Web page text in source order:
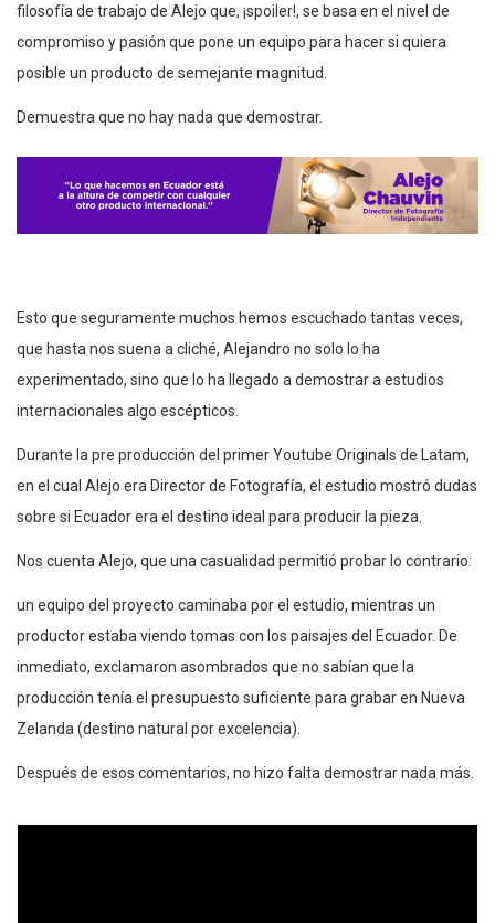
filosofía de trabajo de Alejo que, ¡spoiler!, se basa en el nivel de
compromiso y pasión que pone un equipo para hacer si quiera
posible un producto de semejante magnitud.
Demuestra que no hay nada que demostrar.
Esto que seguramente muchos hemos escuchado tantas veces,
que hasta nos suena a cliché, Alejandro no solo lo ha
experimentado, sino que lo ha llegado a demostrar a estudios
internacionales algo escépticos.
Durante la pre producción del primer Youtube Originals de Latam,
en el cual Alejo era Director de Fotografía, el estudio mostró dudas
sobre si Ecuador era el destino ideal para producir la pieza.
Nos cuenta Alejo, que una casualidad permitió probar lo contrario:
un equipo del proyecto caminaba por el estudio, mientras un
productor estaba viendo tomas con los paisajes del Ecuador. De
inmediato, exclamaron asombrados que no sabían que la
producción tenía el presupuesto suficiente para grabar en Nueva
Zelanda (destino natural por excelencia).
Después de esos comentarios, no hizo falta demostrar nada más.